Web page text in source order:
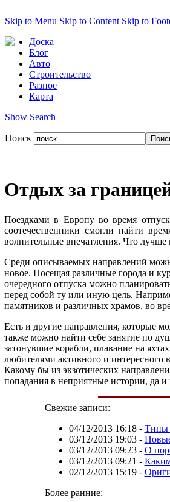
Skip to Menu Skip to Content Skip to
Доска
Блог
Авто
Строительство
Разное
Карта
Show Search
Поиск
Отдых за
Поездками в Европу во время
соотечественники смогли найти
волнительные впечатления. Что
Среди описываемых направлений
новое. Посещая различные города и
очередного отпуска можно
перед собой ту или иную цель.
памятников и различных храмов, во
Есть и другие направления, которые
также можно найти себе занятие по
затонувшие корабли, плавание на
любителями активного и
Какому бы из экзотических
попадания в неприятные истории, да и
Свежие записи:
04/12/2013 16:18- Типы
03/12/2013 19:03-
03/12/2013 09:23- О
03/12/2013 09:21 -
02/12/2013 15:19-
Более ранние: